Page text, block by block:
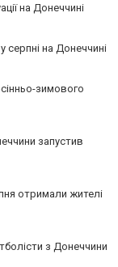
на Донеччині
серпні на Донеччині
зимового
запустив
отримали жителі
з Донеччини